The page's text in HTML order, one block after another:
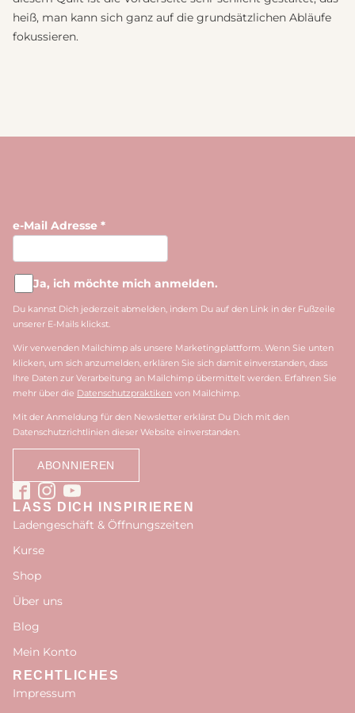
heiß, man kann sich ganz auf die grundsätzlichen Abläufe
fokussieren.
e-Mail Adresse *
Ja, ich möchte mich anmelden.
Du kannst Dich jederzeit abmelden, indem Du auf den Link in der Fußzeile
unserer E-Mails klickst.
Wir verwenden Mailchimp als unsere Marketingplattform. Wenn Sie unten
klicken, um sich anzumelden, erklären Sie sich damit einverstanden, dass
Ihre Daten zur Verarbeitung an Mailchimp übermittelt werden. Erfahren Sie
mehr über die Datenschutzpraktiken von Mailchimp.
Mit der Anmeldung für den Newsletter erklärst Du Dich mit den
Datenschutzrichtlinien dieser Website einverstanden.
LASS DICH INSPIRIEREN
Ladengeschäft & Öffnungszeiten
Kurse
Shop
Über uns
Blog
Mein Konto
RECHTLICHES
Impressum